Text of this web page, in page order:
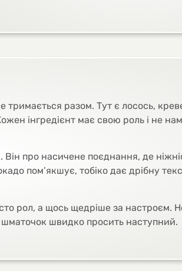
разом. Тут є лосось,
інгредієнт має свою роль і не
про насичене поєднання, де
пом’якшує, тобіко дає дрібну
рол, а щось щедріше за настроєм.
швидко просить наступний.